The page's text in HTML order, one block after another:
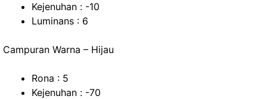
Kejenuhan : -10
Luminans : 6
Campuran Warna – Hijau
Rona : 5
Kejenuhan : -70